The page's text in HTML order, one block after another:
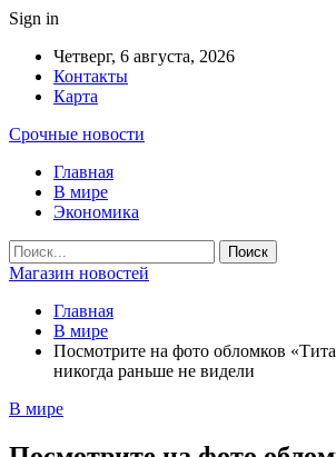
Sign in
Четверг, 6 августа, 2026
Контакты
Карта
Срочные новости
Главная
В мире
Экономика
Магазин новостей
Главная
В мире
Посмотрите на фото обломков
никогда раньше не видели
В мире